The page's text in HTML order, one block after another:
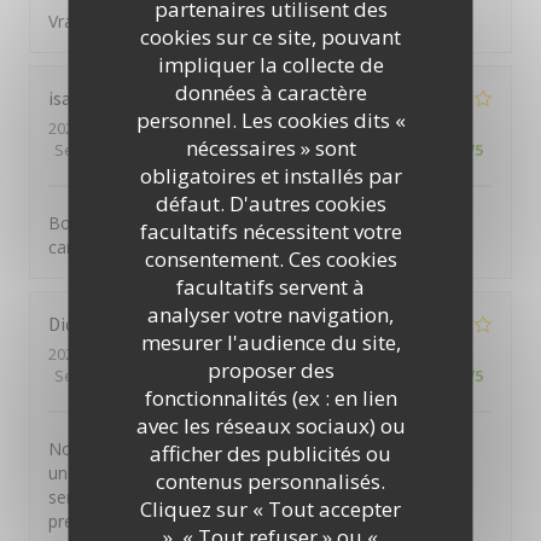
partenaires utilisent des
cookies sur ce site, pouvant
impliquer la collecte de
données à caractère
personnel. Les cookies dits «
nécessaires » sont
obligatoires et installés par
défaut. D'autres cookies
facultatifs nécessitent votre
consentement. Ces cookies
facultatifs servent à
analyser votre navigation,
mesurer l'audience du site,
proposer des
fonctionnalités (ex : en lien
avec les réseaux sociaux) ou
afficher des publicités ou
contenus personnalisés.
Cliquez sur « Tout accepter
Vraiment très décevant a tous les points de vue.
isabelle
2026-07-13
- 13:30 - Couverts 2
Service
Ambiance:4/5 Cuisine :4/5 Qualité / Prix /5
Bonne cuisine, salle climatisée appréciable lors de la
canicule. Service sympatique
Didier
2026-07-13
- 20:30 - Couverts 4
Service
Ambiance:4 /5 Cuisine:4 /5
Nous avons relativement bien mangé, même si dans
une entrée et les desserts, la base (biscuit) nous a
semblé non "maison". Le principal hic a été l'attente :
presque 1h30 d'apéritif, c'est plus que trop long...